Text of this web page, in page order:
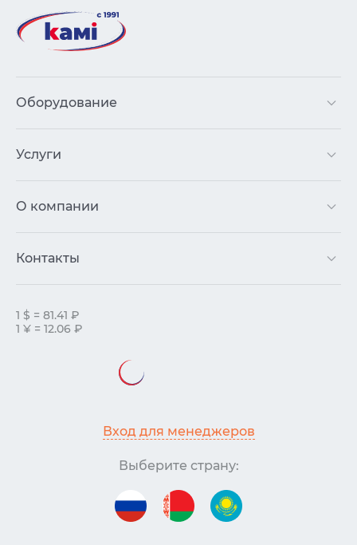
Оборудование
Услуги
О компании
Контакты
1 $ = 81.41 ₽
1 ¥ = 12.06 ₽
Вход для менеджеров
Выберите страну: